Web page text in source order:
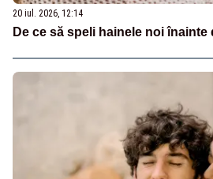
20 iul. 2026, 12:14
De ce să speli hainele noi înainte